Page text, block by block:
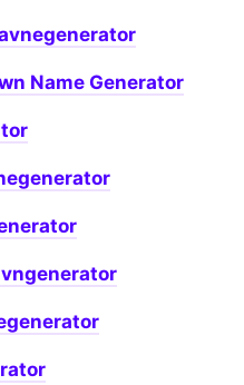
Name Generator